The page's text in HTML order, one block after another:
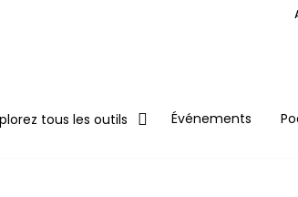
tous les outils Événements